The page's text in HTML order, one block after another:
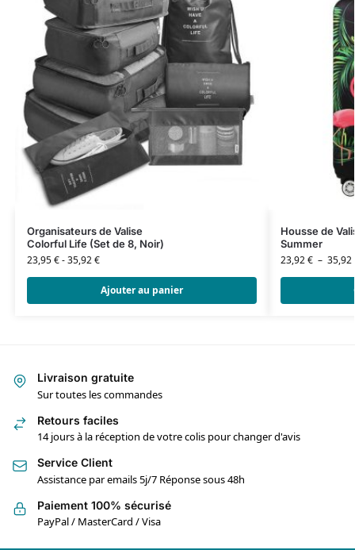
Organisateurs de Valise
Colorful Life (Set de 8, Noir)
23,95€-35,92€
Ajouter au panier
Housse de
Summer
23,92€ – 35,92
Livraison gratuite
Sur toutes les commandes
Retours faciles
14 jours à la réception de votre colis pour changer d'avis
Service Client
Assistance par emails 5j/7 Réponse sous 48h
Paiement 100% sécurisé
PayPal / MasterCard / Visa